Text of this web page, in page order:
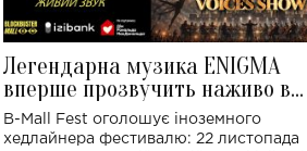
Легендарна музика ENIGMA
вперше прозвучить наживо в
Україні: де відбудеться концерт
B-Mall Fest оголошує іноземного
хедлайнера фестивалю: 22 листопада